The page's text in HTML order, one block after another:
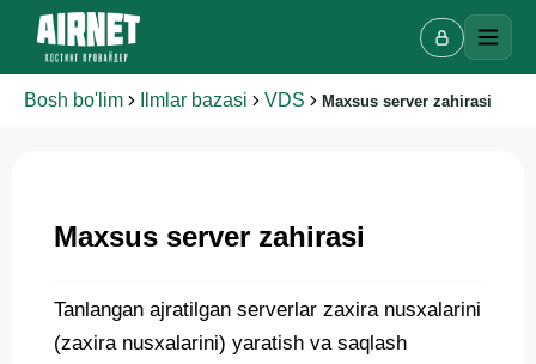
Bosh bo'lim Ilmlar bazasi VDS Maxsus server zahirasi
Maxsus server zahirasi
Tanlangan ajratilgan serverlar zaxira nusxalarini
(zaxira nusxalarini) yaratish va saqlash
Onlayn chat